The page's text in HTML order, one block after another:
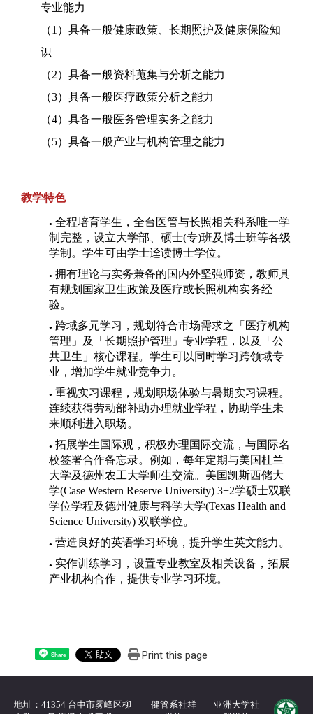
专业能力
（1）具备一般健康政策、长期照护及健康保险知
识
（2）具备一般资料蒐集与分析之能力
（3）具备一般医疗政策分析之能力
（4）具备一般医务管理实务之能力
（5）具备一般产业与机构管理之能力
教学特色
● 全程培育学生，全台医管与长照相关科系唯一学
制完整，设立大学部、硕士(专)班及博士班等各级
学制。学生可由学士迳读博士学位。
● 拥有理论与实务兼备的国内外坚强师资，教师具
有规划国家卫生政策及医疗或长照机构实务经
验。
●
跨域多元学习，规划符合市场需求之「医疗机构
管理」及「长期照护管理」专业学程，以及「公
共卫生」核心课程。学生可以同时学习跨领域专
业，增加学生就业竞争力。
● 重视实习课程，规划职场体验与暑期实习课程。
连续获得劳动部补助办理就业学程，协助学生未
来顺利进入职场。
● 拓展学生国际观，积极办理国际交流，与国际名
校签署合作备忘录。例如，每年定期与美国杜兰
大学及德州农工大学师生交流。美国凯斯西储大
学(Case Western Reserve University) 3+2学硕士双联
学位学程及德州健康与科学大学(Texas Health and
Science University) 双联学位。
● 营造良好的英语学习环境，提升学生英文能力。
●
实作训练学习，设置专业教室及相关设备，拓展
产业机构合作，提供专业学习环境。
Share Print this page
地址：41354 台中市雾峰区柳
健管系社群
亚洲大学社